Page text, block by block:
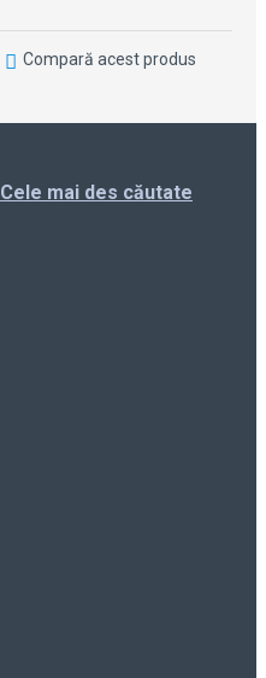
Compară acest produs
Cele mai des căutate